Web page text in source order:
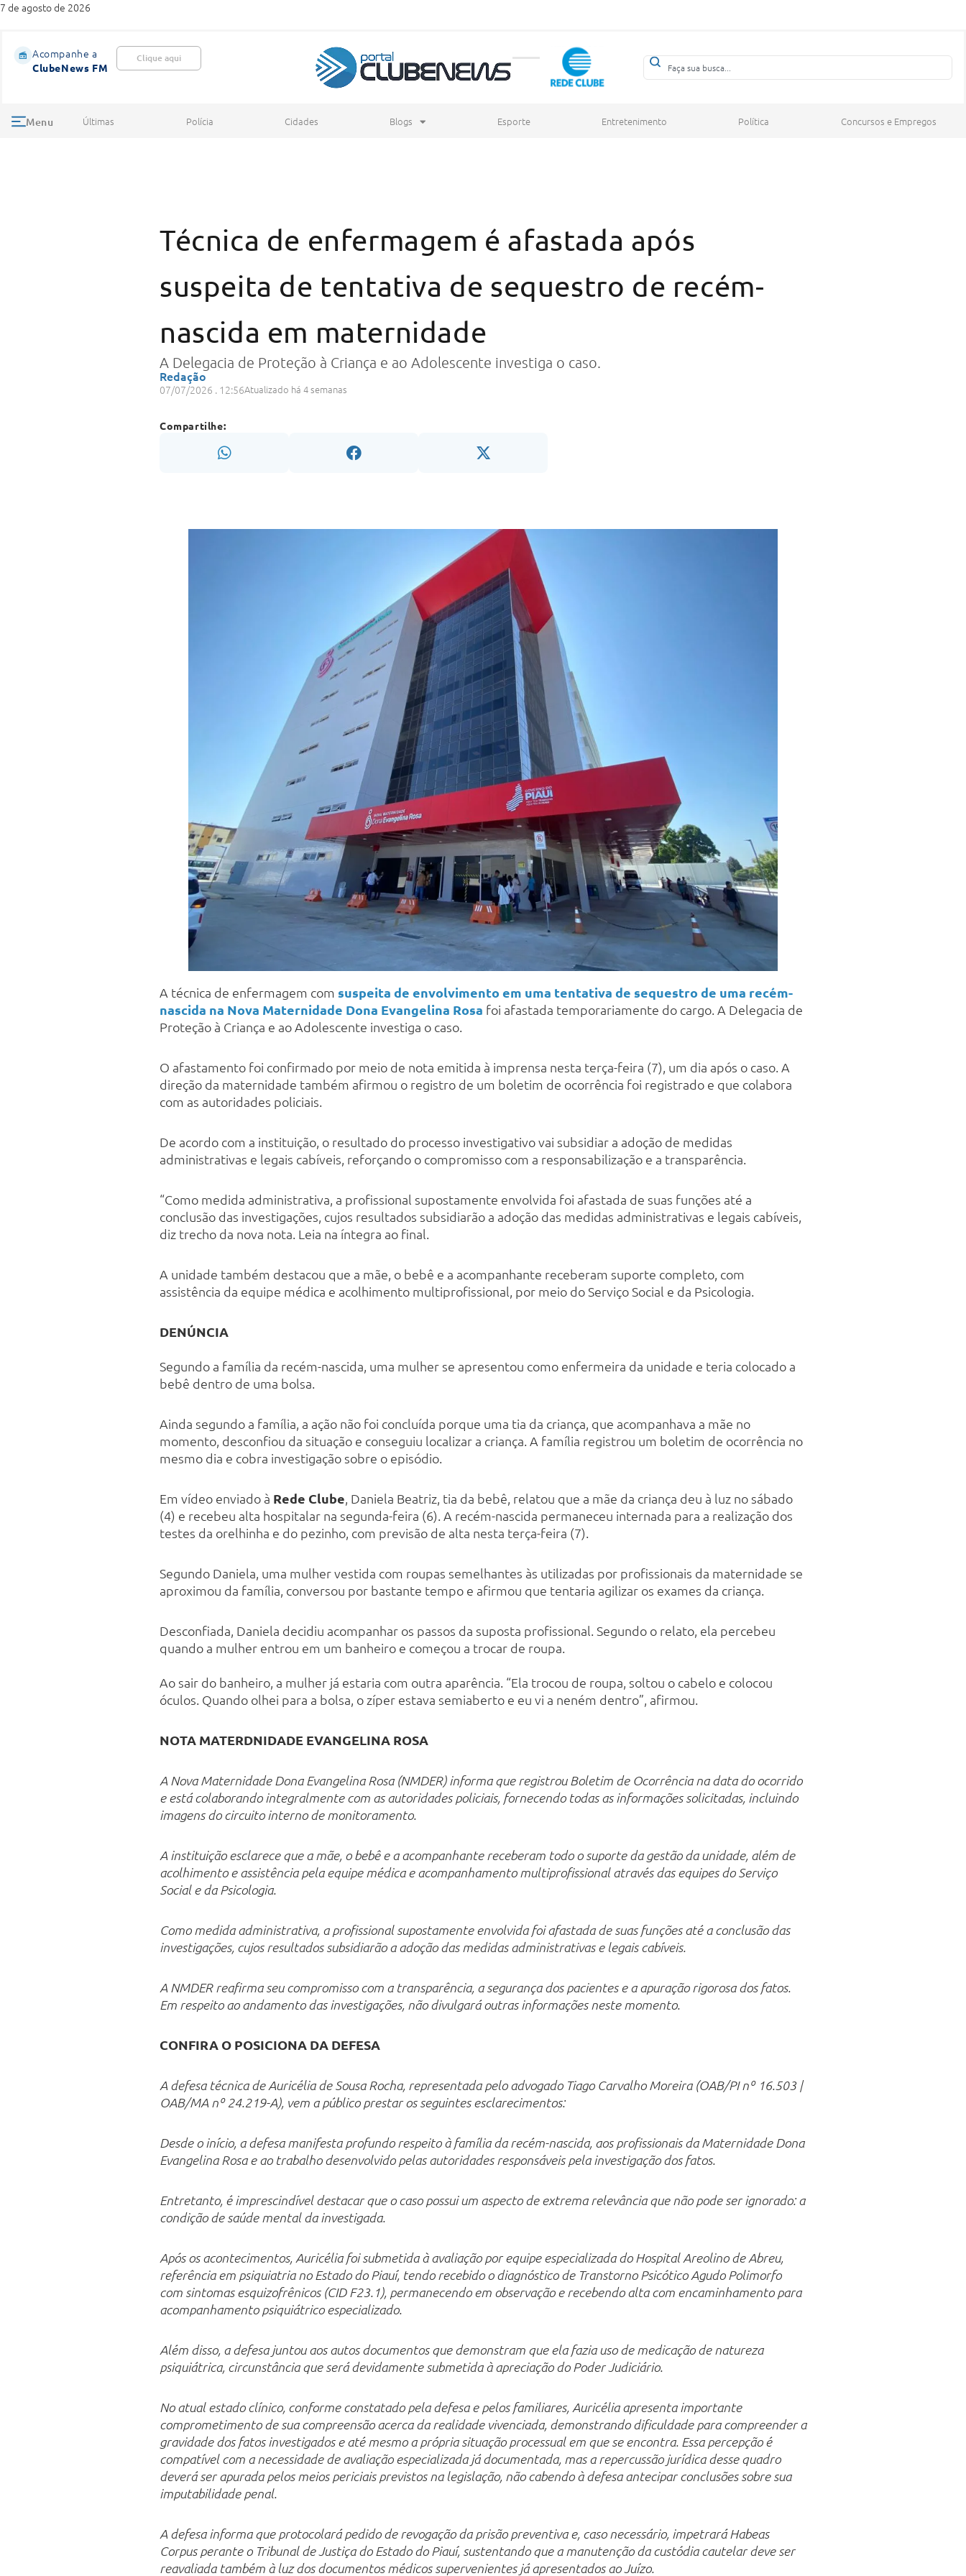
7 de agosto de 2026
Acompanhe a
ClubeNews FM
Clique aqui
Menu Últimas Polícia Cidades Blogs Esporte Entretenimento Política Concursos e Empregos
Técnica de enfermagem é afastada após
suspeita de tentativa de sequestro de recém-
nascida em maternidade
A Delegacia de Proteção à Criança e ao Adolescente investiga o caso.
Redação
07/07/2026 . 12:56Atualizado há 4 semanas
Compartilhe:
A técnica de enfermagem com suspeita de envolvimento em uma tentativa de sequestro de uma recém-
nascida na Nova Maternidade Dona Evangelina Rosa foi afastada temporariamente do cargo. A Delegacia de
Proteção à Criança e ao Adolescente investiga o caso.
O afastamento foi confirmado por meio de nota emitida à imprensa nesta terça-feira (7), um dia após o caso. A
direção da maternidade também afirmou o registro de um boletim de ocorrência foi registrado e que colabora
com as autoridades policiais.
De acordo com a instituição, o resultado do processo investigativo vai subsidiar a adoção de medidas
administrativas e legais cabíveis, reforçando o compromisso com a responsabilização e a transparência.
“Como medida administrativa, a profissional supostamente envolvida foi afastada de suas funções até a
conclusão das investigações, cujos resultados subsidiarão a adoção das medidas administrativas e legais cabíveis,
diz trecho da nova nota. Leia na íntegra ao final.
A unidade também destacou que a mãe, o bebê e a acompanhante receberam suporte completo, com
assistência da equipe médica e acolhimento multiprofissional, por meio do Serviço Social e da Psicologia.
DENÚNCIA
Segundo a família da recém-nascida, uma mulher se apresentou como enfermeira da unidade e teria colocado a
bebê dentro de uma bolsa.
Ainda segundo a família, a ação não foi concluída porque uma tia da criança, que acompanhava a mãe no
momento, desconfiou da situação e conseguiu localizar a criança. A família registrou um boletim de ocorrência no
mesmo dia e cobra investigação sobre o episódio.
Em vídeo enviado à Rede Clube, Daniela Beatriz, tia da bebê, relatou que a mãe da criança deu à luz no sábado
(4) e recebeu alta hospitalar na segunda-feira (6). A recém-nascida permaneceu internada para a realização dos
testes da orelhinha e do pezinho, com previsão de alta nesta terça-feira (7).
Segundo Daniela, uma mulher vestida com roupas semelhantes às utilizadas por profissionais da maternidade se
aproximou da família, conversou por bastante tempo e afirmou que tentaria agilizar os exames da criança.
Desconfiada, Daniela decidiu acompanhar os passos da suposta profissional. Segundo o relato, ela percebeu
quando a mulher entrou em um banheiro e começou a trocar de roupa.
Ao sair do banheiro, a mulher já estaria com outra aparência. “Ela trocou de roupa, soltou o cabelo e colocou
óculos. Quando olhei para a bolsa, o zíper estava semiaberto e eu vi a neném dentro”, afirmou.
NOTA MATERDNIDADE EVANGELINA ROSA
A Nova Maternidade Dona Evangelina Rosa (NMDER) informa que registrou Boletim de Ocorrência na data do ocorrido
e está colaborando integralmente com as autoridades policiais, fornecendo todas as informações solicitadas, incluindo
imagens do circuito interno de monitoramento.
A instituição esclarece que a mãe, o bebê e a acompanhante receberam todo o suporte da gestão da unidade, além de
acolhimento e assistência pela equipe médica e acompanhamento multiprofissional através das equipes do Serviço
Social e da Psicologia.
Como medida administrativa, a profissional supostamente envolvida foi afastada de suas funções até a conclusão das
investigações, cujos resultados subsidiarão a adoção das medidas administrativas e legais cabíveis.
A NMDER reafirma seu compromisso com a transparência, a segurança dos pacientes e a apuração rigorosa dos fatos.
Em respeito ao andamento das investigações, não divulgará outras informações neste momento.
CONFIRA O POSICIONA DA DEFESA
A defesa técnica de Auricélia de Sousa Rocha, representada pelo advogado Tiago Carvalho Moreira (OAB/PI nº 16.503 |
OAB/MA nº 24.219-A), vem a público prestar os seguintes esclarecimentos:
Desde o início, a defesa manifesta profundo respeito à família da recém-nascida, aos profissionais da Maternidade Dona
Evangelina Rosa e ao trabalho desenvolvido pelas autoridades responsáveis pela investigação dos fatos.
Entretanto, é imprescindível destacar que o caso possui um aspecto de extrema relevância que não pode ser ignorado: a
condição de saúde mental da investigada.
Após os acontecimentos, Auricélia foi submetida à avaliação por equipe especializada do Hospital Areolino de Abreu,
referência em psiquiatria no Estado do Piauí, tendo recebido o diagnóstico de Transtorno Psicótico Agudo Polimorfo
com sintomas esquizofrênicos (CID F23.1), permanecendo em observação e recebendo alta com encaminhamento para
acompanhamento psiquiátrico especializado.
Além disso, a defesa juntou aos autos documentos que demonstram que ela fazia uso de medicação de natureza
psiquiátrica, circunstância que será devidamente submetida à apreciação do Poder Judiciário.
No atual estado clínico, conforme constatado pela defesa e pelos familiares, Auricélia apresenta importante
comprometimento de sua compreensão acerca da realidade vivenciada, demonstrando dificuldade para compreender a
gravidade dos fatos investigados e até mesmo a própria situação processual em que se encontra. Essa percepção é
compatível com a necessidade de avaliação especializada já documentada, mas a repercussão jurídica desse quadro
deverá ser apurada pelos meios periciais previstos na legislação, não cabendo à defesa antecipar conclusões sobre sua
imputabilidade penal.
A defesa informa que protocolará pedido de revogação da prisão preventiva e, caso necessário, impetrará Habeas
Corpus perante o Tribunal de Justiça do Estado do Piauí, sustentando que a manutenção da custódia cautelar deve ser
reavaliada também à luz dos documentos médicos supervenientes já apresentados ao Juízo.